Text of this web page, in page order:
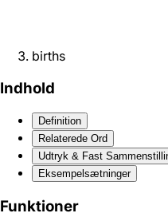
births
Indhold
Definition
Relaterede Ord
Udtryk & Fast
Eksempelsætninger
Funktioner